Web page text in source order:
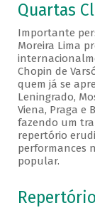
Quartas
Importante
Moreira Lima
Chopin de
quem já se
Leningrado,
Viena, Praga e
fazendo um
repertório
performances
popular.
Repertório